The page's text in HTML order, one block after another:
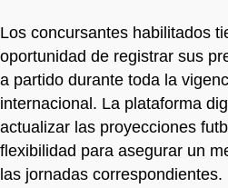
Los concursantes habilitados
oportunidad de registrar sus
a partido durante toda la
internacional. La plataforma
actualizar las proyecciones
flexibilidad para asegurar un
las jornadas correspondientes.